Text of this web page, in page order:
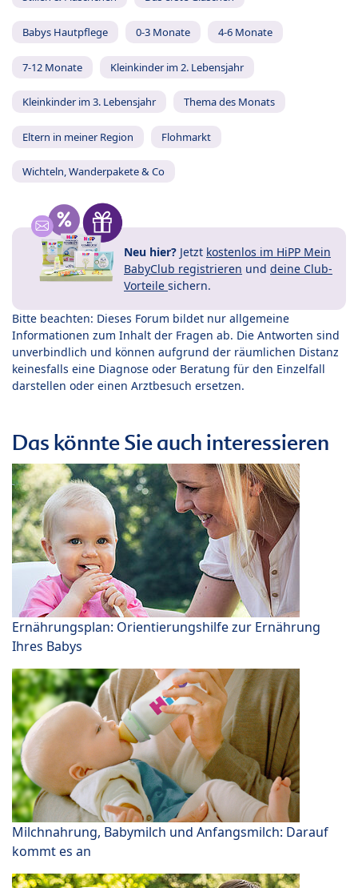
Babys Hautpflege 0-3 Monate 4-6 Monate
7-12 Monate Kleinkinder im 2. Lebensjahr
Kleinkinder im 3. Lebensjahr Thema des Monats
Eltern in meiner Region Flohmarkt
Wichteln, Wanderpakete & Co
Neu hier? Jetzt kostenlos im HiPP Mein
BabyClub registrieren und deine Club-
Vorteile sichern.
Bitte beachten: Dieses Forum bildet nur allgemeine
Informationen zum Inhalt der Fragen ab. Die Antworten sind
unverbindlich und können aufgrund der räumlichen Distanz
keinesfalls eine Diagnose oder Beratung für den Einzelfall
darstellen oder einen Arztbesuch ersetzen.
Das könnte Sie auch interessieren
Ernährungsplan: Orientierungshilfe zur Ernährung
Ihres Babys
Milchnahrung, Babymilch und Anfangsmilch: Darauf
kommt es an